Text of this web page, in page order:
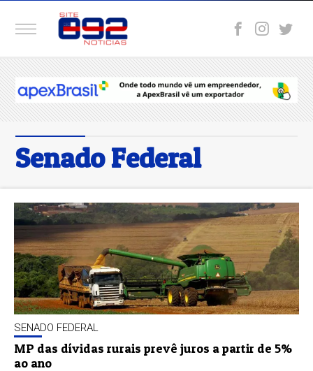
Senado Federal
SENADO FEDERAL
MP das dívidas rurais prevê juros a partir de 5%
ao ano